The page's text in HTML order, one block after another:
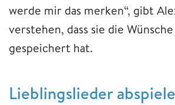
werde mir das merken“, gibt
verstehen, dass sie die
gespeichert hat.
Lieblingslieder